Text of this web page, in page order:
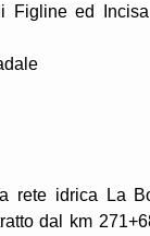
ed Incisa
rete idrica La
dal km